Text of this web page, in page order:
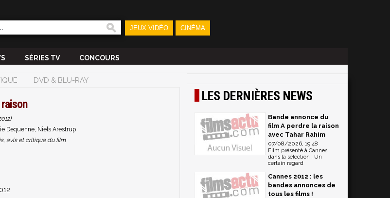
JEUX VIDÉO CINÉMA
SÉRIES TV CONCOURS
DVD & BLU-RAY
Dequenne, Niels Arestrup
avis et critique du film
LES DERNIÈRES NEWS
Bande annonce du
film A perdre la raison
avec Tahar Rahim
07/08/2026, 19:48
Film présenté à Cannes
dans la sélection : Un
certain regard
Cannes 2012 : les
bandes annonces de
tous les films !